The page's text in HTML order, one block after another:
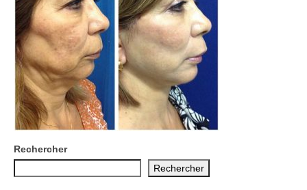
Devis
Blog
Rechercher
Rechercher